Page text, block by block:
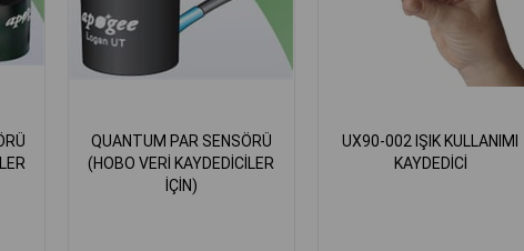
QUANTUM PAR SENSÖRÜ
(HOBO VERİ KAYDEDİCİLER
İÇİN)
UX90-002 IŞIK KULLANIMI
KAYDEDİCİ